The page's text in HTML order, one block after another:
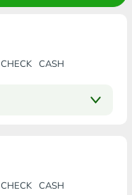
CHECK CASH
CHECK CASH